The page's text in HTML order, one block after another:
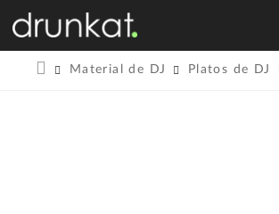
Material de DJ Platos de DJ